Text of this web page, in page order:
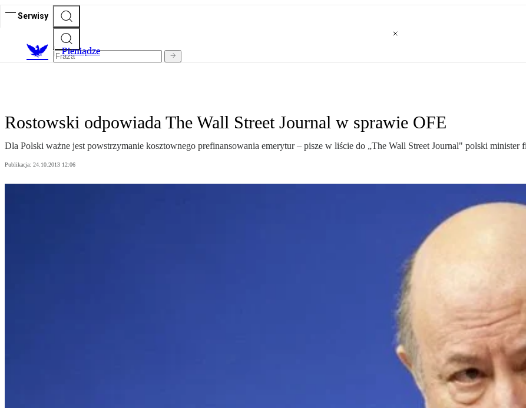
Serwisy
Pieniądze
Rostowski odpowiada The Wall Street Journal w sprawie OFE
Dla Polski ważne jest powstrzymanie kosztownego prefinansowania emerytur – pisze w liście do „The Wall Street Journal" polski minister
Publikacja: 24.10.2013 12:06